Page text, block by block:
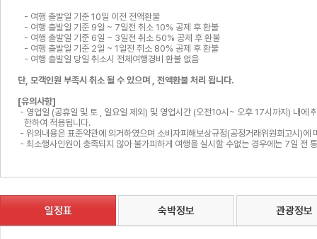
- 여행 출발일 기준 10일 이전 전액환불
- 여행 출발일 기준 9일 ~ 7일전 취소 10% 공제 후 환불
- 여행 출발일 기준 6일 ~ 3일전 취소 50% 공제 후 환불
- 여행 출발일 기준 2일 ~ 1일전 취소 80% 공제 후 환불
- 여행 출발일 당일 취소시 전체여행경비 환불 없음
단, 모객인원 부족시 취소 될 수 있으며 , 전액환불 처리 됩니다.
[유의사항]
- 영업일 (공휴일 및 토 , 일요일 제외) 및 영업시간 (오전10시~ 오후 17시까지) 내에
한하여 적용됩니다.
- 위의내용은 표준약관에 의거하였으며 소비자피해보상규정(공정거래위원회고시)에
- 최소행사인원이 충족되지 않아 불가피하게 여행을 실시할 수없는 경우에는 7일 전
일정표 숙박정보 관광정보